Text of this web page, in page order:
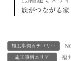
族がつながる
施工事例カテゴリー
施工事例エリア 福